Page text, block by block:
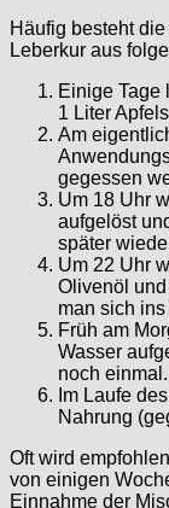
Häufig besteht
Leberkur aus
Einige Tage
1 Liter
Am
gegessen
Um 18 Uhr
aufgelöst
später
Um 22 Uhr
Olivenöl
man sich ins
Früh am
Wasser
noch einmal.
Im Laufe
Nahrung
Oft wird
von einigen
Einnahme der